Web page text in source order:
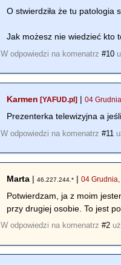
O stwierdziła że tu patologia
Jak możesz nie wiedzieć kto
W odpowiedzi na komenatrz#10
Karmen [YAFUD.pl] |04
Prezenterka telewizyjna a
W odpowiedzi na komenatrz#11
Marta |46.227.244.* |04
Potwierdzam, ja z moim
przy drugiej osobie. To jest
W odpowiedzi na komenatrz#2